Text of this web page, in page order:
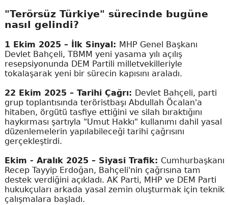
"Terörsüz Türkiye" sürecinde bugüne
nasıl gelindi?
1 Ekim 2025 – İlk Sinyal: MHP Genel Başkanı
Devlet Bahçeli, TBMM yeni yasama yılı açılış
resepsiyonunda DEM Partili milletvekilleriyle
tokalaşarak yeni bir sürecin kapısını araladı.
22 Ekim 2025 – Tarihi Çağrı: Devlet Bahçeli, parti
grup toplantısında teröristbaşı Abdullah Öcalan'a
hitaben, örgütü tasfiye ettiğini ve silah bıraktığını
haykırması şartıyla "Umut Hakkı" kullanımı dahil yasal
düzenlemelerin yapılabileceği tarihi çağrısını
gerçekleştirdi.
Ekim - Aralık 2025 – Siyasi Trafik: Cumhurbaşkanı
Recep Tayyip Erdoğan, Bahçeli'nin çağrısına tam
destek verdiğini açıkladı. AK Parti, MHP ve DEM Parti
hukukçuları arkada yasal zemin oluşturmak için teknik
çalışmalara başladı.